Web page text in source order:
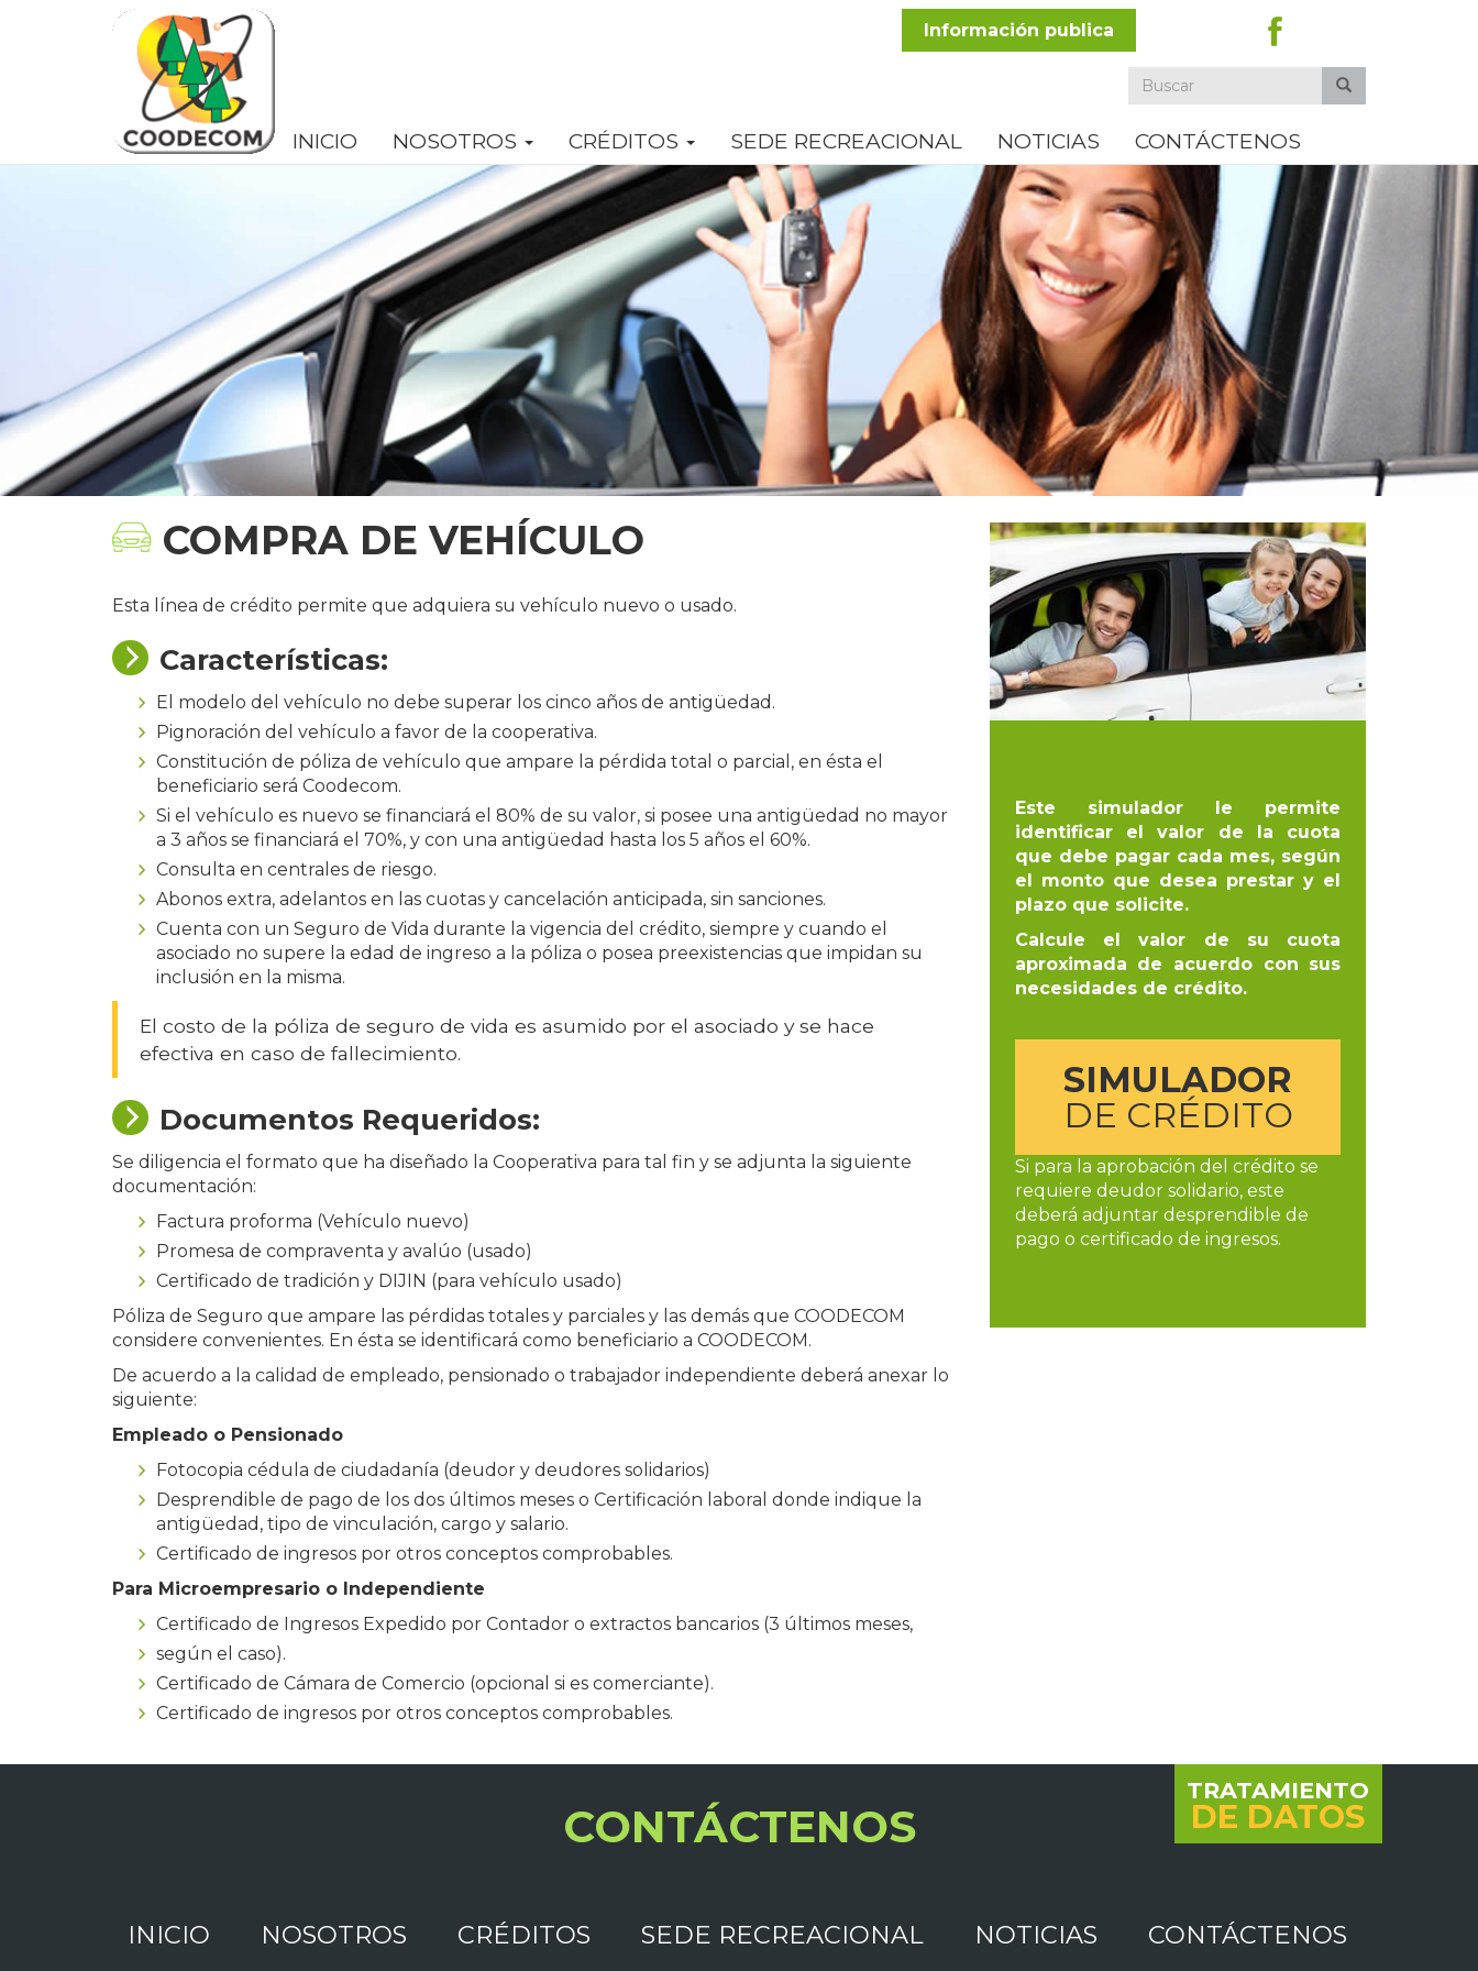
Información publica
Formulario
búsqueda
INICIO NOSOTROS CRÉDITOS SEDE RECREACIONAL NOTICIAS CONTÁCTENOS
COMPRA DE VEHÍCULO
Esta línea de crédito permite que adquiera su vehículo nuevo o usado.
Características:
El modelo del vehículo no debe superar los cinco años de antigüedad.
Pignoración del vehículo a favor de la cooperativa.
Constitución de póliza de vehículo que ampare la pérdida total o parcial, en ésta el
beneficiario será Coodecom.
Si el vehículo es nuevo se financiará el 80% de su valor, si posee una antigüedad no mayor
a 3 años se financiará el 70%, y con una antigüedad hasta los 5 años el 60%.
Consulta en centrales de riesgo.
Abonos extra, adelantos en las cuotas y cancelación anticipada, sin sanciones.
Cuenta con un Seguro de Vida durante la vigencia del crédito, siempre y cuando el
asociado no supere la edad de ingreso a la póliza o posea preexistencias que impidan su
inclusión en la misma.
El costo de la póliza de seguro de vida es asumido por el asociado y se hace
efectiva en caso de fallecimiento.
Documentos Requeridos:
Se diligencia el formato que ha diseñado la Cooperativa para tal fin y se adjunta la siguiente
documentación:
Factura proforma (Vehículo nuevo)
Promesa de compraventa y avalúo (usado)
Certificado de tradición y DIJIN (para vehículo usado)
Póliza de Seguro que ampare las pérdidas totales y parciales y las demás que COODECOM
considere convenientes. En ésta se identificará como beneficiario a COODECOM.
De acuerdo a la calidad de empleado, pensionado o trabajador independiente deberá anexar lo
siguiente:
Empleado o Pensionado
Fotocopia cédula de ciudadanía (deudor y deudores solidarios)
Desprendible de pago de los dos últimos meses o Certificación laboral donde indique la
antigüedad, tipo de vinculación, cargo y salario.
Certificado de ingresos por otros conceptos comprobables.
Para Microempresario o Independiente
Certificado de Ingresos Expedido por Contador o extractos bancarios (3 últimos meses,
según el caso).
Certificado de Cámara de Comercio (opcional si es comerciante).
Certificado de ingresos por otros conceptos comprobables.
Este simulador le permite
identificar el valor de la cuota
que debe pagar cada mes, según
el monto que desea prestar y el
plazo que solicite.
Calcule el valor de su cuota
aproximada de acuerdo con sus
necesidades de crédito.
SIMULADOR
DE CRÉDITO
Si para la aprobación del crédito se
requiere deudor solidario, este
deberá adjuntar desprendible de
pago o certificado de ingresos.
CONTÁCTENOS
TRATAMIENTO
DE DATOS
INICIO NOSOTROS CRÉDITOS SEDE RECREACIONAL NOTICIAS CONTÁCTENOS